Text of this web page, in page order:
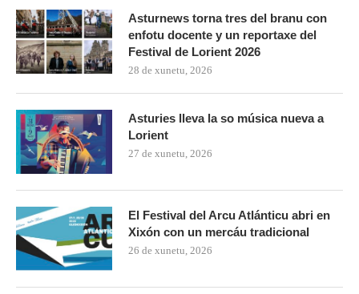
Asturnews torna tres del branu con
enfotu docente y un reportaxe del
Festival de Lorient 2026
28 de xunetu, 2026
Asturies lleva la so música nueva a
Lorient
27 de xunetu, 2026
El Festival del Arcu Atlánticu abri en
Xixón con un mercáu tradicional
26 de xunetu, 2026